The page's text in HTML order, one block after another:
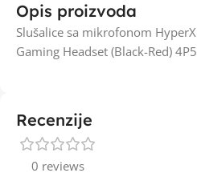
Opis proizvoda
Slušalice sa mikrofonom
Gaming Headset (Black-Red)
Recenzije
0 reviews